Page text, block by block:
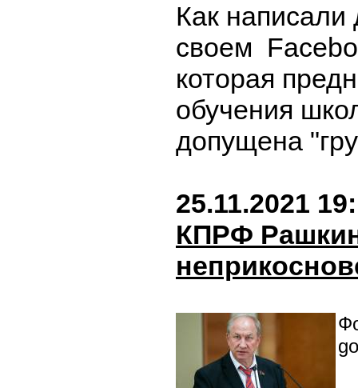
Как
своем
которая
обучения
допущена
25.11.2021
КПРФ